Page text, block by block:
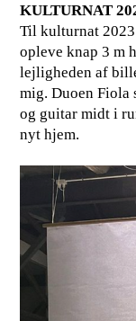
KULTURNAT
Til kulturnat 2023
opleve knap 3 m
lejligheden af
mig. Duoen
og guitar midt i
nyt hjem.